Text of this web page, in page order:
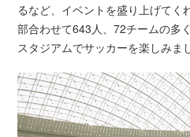
るなど、イベントを盛り上げてく
部合わせて643人、72チームの多
スタジアムでサッカーを楽しみま